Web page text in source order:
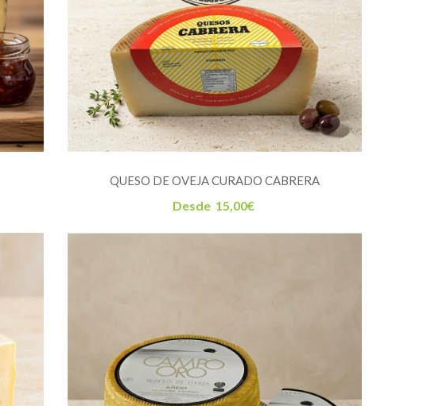
QUESO DE OVEJA CURADO CABRERA
Desde 15,00€